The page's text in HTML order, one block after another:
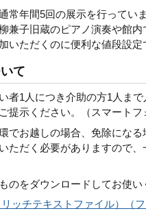
常年間5回の展示を行っていま
兼子旧蔵のピアノ演奏や館内
いただくのに便利な値段設定
て
者1人につき介助の方1人まで
提示ください。（スマートフ
でお越しの場合、免除になる
ただく必要がありますので
のをダウンロードしてお使い
ッチテキストファイル）（フ